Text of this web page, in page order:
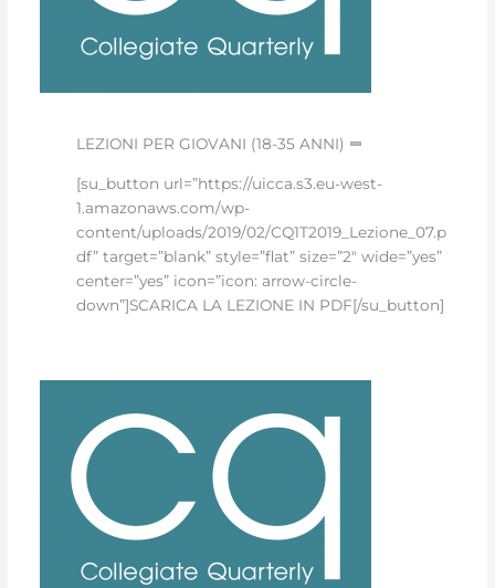
LEZIONI PER GIOVANI (18-35 ANNI)
[su_button url=”https://uicca.s3.eu-west-
1.amazonaws.com/wp-
content/uploads/2019/02/CQ1T2019_Lezione_07.p
df” target=”blank” style=”flat” size=”2″ wide=”yes”
center=”yes” icon=”icon: arrow-circle-
down”]SCARICA LA LEZIONE IN PDF[/su_button]